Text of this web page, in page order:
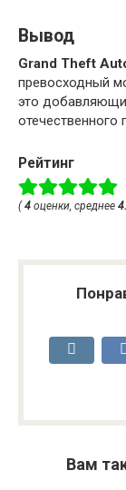
Вывод
Grand Theft
превосходный
это
отечественного
Рейтинг
(4 оценки, среднее
Вам